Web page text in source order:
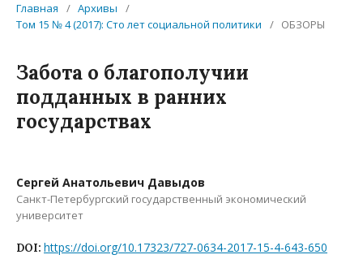
Главная / Архивы
/
Том 15 № 4 (2017): Сто лет социальной политики
/ ОБЗОРЫ
Забота о благополучии
подданных в ранних
государствах
Сергей Анатольевич Давыдов
Санкт-Петербургский государственный экономический
университет
DOI: https://doi.org/10.17323/727-0634-2017-15-4-643-650